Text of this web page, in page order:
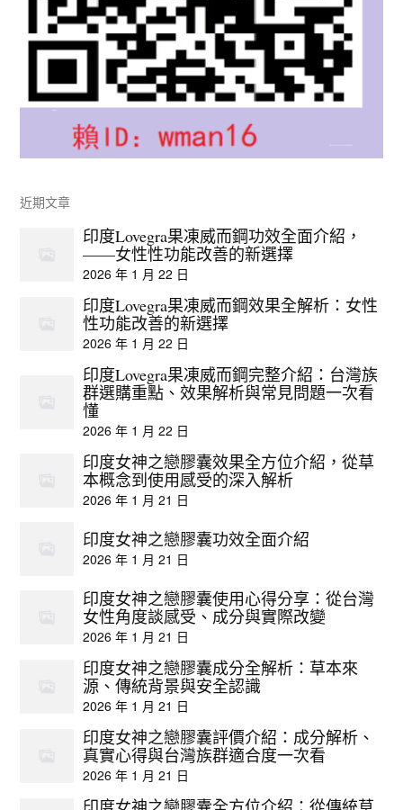
近期文章
印度Lovegra果凍威而鋼功效全面介紹，
——女性性功能改善的新選擇
2026 年 1 月 22 日
印度Lovegra果凍威而鋼效果全解析：女性
性功能改善的新選擇
2026 年 1 月 22 日
印度Lovegra果凍威而鋼完整介紹：台灣族
群選購重點、效果解析與常見問題一次看
懂
2026 年 1 月 22 日
印度女神之戀膠囊效果全方位介紹，從草
本概念到使用感受的深入解析
2026 年 1 月 21 日
印度女神之戀膠囊功效全面介紹
2026 年 1 月 21 日
印度女神之戀膠囊使用心得分享：從台灣
女性角度談感受、成分與實際改變
2026 年 1 月 21 日
印度女神之戀膠囊成分全解析：草本來
源、傳統背景與安全認識
2026 年 1 月 21 日
印度女神之戀膠囊評價介紹：成分解析、
真實心得與台灣族群適合度一次看
2026 年 1 月 21 日